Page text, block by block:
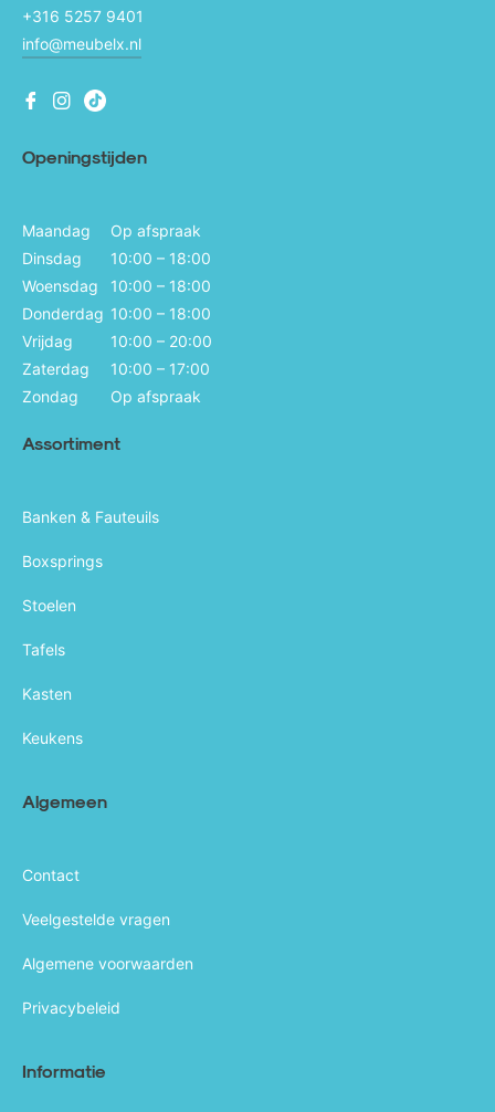
+316 5257 9401
info@meubelx.nl
Fb Ins Ins
Openingstijden
Maandag
Op afspraak
Dinsdag
10:00 – 18:00
Woensdag
10:00 – 18:00
Donderdag 10:00 – 18:00
Vrijdag
10:00 – 20:00
Zaterdag
10:00 – 17:00
Zondag
Op afspraak
Assortiment
Banken & Fauteuils
Boxsprings
Stoelen
Tafels
Kasten
Keukens
Algemeen
Contact
Veelgestelde vragen
Algemene voorwaarden
Privacybeleid
Informatie